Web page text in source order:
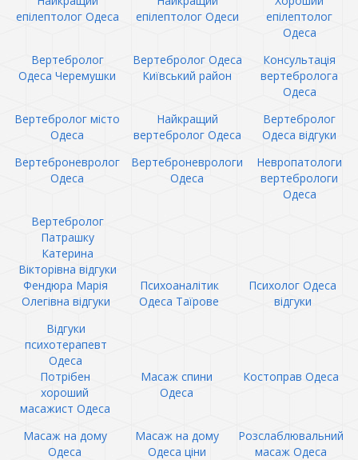
епілептолог Одеса
епілептолог Одеси
епілептолог
Одеса
Вертебролог
Одеса Черемушки
Вертебролог Одеса
Київський район
Консультація
вертебролога
Одеса
Вертебролог місто
Одеса
Найкращий
вертебролог Одеса
Вертебролог
Одеса відгуки
Вертеброневролог
Одеса
Вертеброневрологи
Одеса
Невропатологи
вертебрологи
Одеса
Вертебролог
Патрашку
Катерина
Вікторівна відгуки
Фендюра Марія
Олегівна відгуки
Психоаналітик
Одеса Таїрове
Психолог Одеса
відгуки
Відгуки
психотерапевт
Одеса
Потрібен
хороший
масажист Одеса
Масаж спини
Одеса
Костоправ Одеса
Масаж на дому
Одеса
Масаж на дому
Одеса ціни
Розслаблювальний
масаж Одеса